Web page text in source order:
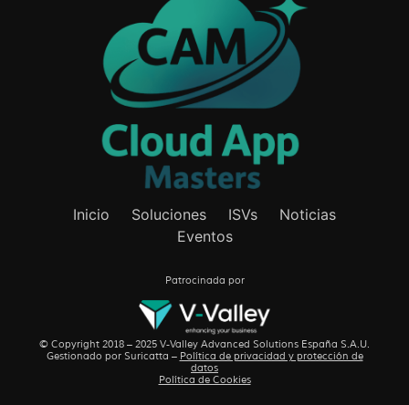
Inicio Soluciones ISVs
Noticias
Eventos
Patrocinada por
© Copyright 2018 – 2025 V-Valley Advanced Solutions España S.A.U.
Gestionado por Suricatta – Política de privacidad y protección de
datos
Política de Cookies